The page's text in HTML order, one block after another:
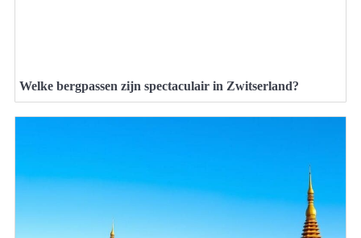
Welke bergpassen zijn spectaculair in Zwitserland?